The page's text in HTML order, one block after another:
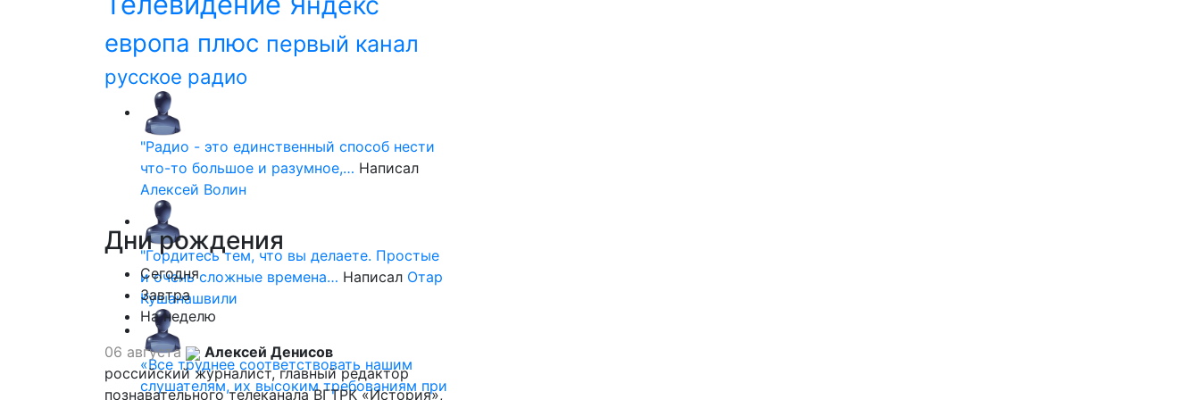
европа плюс первый канал
русское радио
"Радио - это единственный способ нести
что-то большое и разумное,… Написал
Алексей Волин
"Гордитесь тем, что вы делаете. Простые
и очень сложные времена… Написал Отар
Кушанашвили
«Все труднее соответствовать нашим
слушателям, их высоким требованиям при
Днирождения
Сегодня
Завтра
На неделю
06 августа
Алексей Денисов
российский журналист, главный редактор
познавательного телеканала ВГТРК «История»,